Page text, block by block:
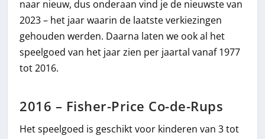
naar nieuw, dus onderaan vind je de nieuwste van
2023 – het jaar waarin de laatste verkiezingen
gehouden werden. Daarna laten we ook al het
speelgoed van het jaar zien per jaartal vanaf 1977
tot 2016.
2016 – Fisher-Price Co-de-Rups
Het speelgoed is geschikt voor kinderen van 3 tot